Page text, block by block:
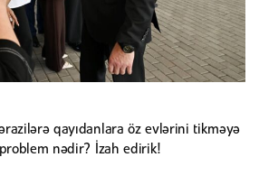
qayıdanlara öz evlərini tikməyə
nədir? İzah edirik!